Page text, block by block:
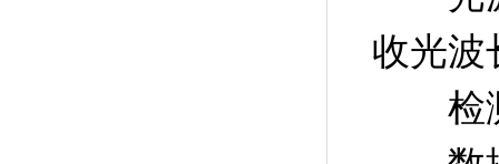
收光波
检测